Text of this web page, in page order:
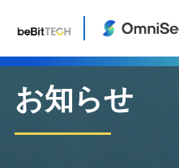
お知らせ